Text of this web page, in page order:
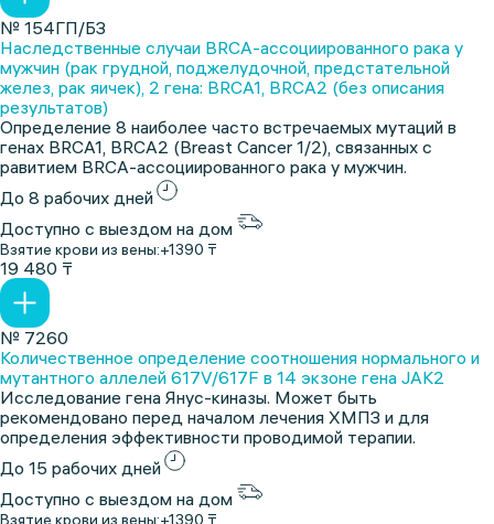
№ 154ГП/БЗ
Наследственные случаи BRCA-ассоциированного рака у
мужчин (рак грудной, поджелудочной, предстательной
желез, рак яичек), 2 гена: BRCA1, BRCA2 (без описания
результатов)
Определение 8 наиболее часто встречаемых мутаций в
генах BRCA1, BRCA2 (Breast Cancer 1/2), связанных с
равитием BRCA-ассоциированного рака у мужчин.
До 8 рабочих дней
Доступно с выездом на дом
Взятие крови из вены:+1390 ₸
19 480 ₸
№ 7260
Количественное определение соотношения нормального и
мутантного аллелей 617V/617F в 14 экзоне гена JAK2
Исследование гена Янус-киназы. Может быть
рекомендовано перед началом лечения ХМПЗ и для
определения эффективности проводимой терапии.
До 15 рабочих дней
Доступно с выездом на дом
Взятие крови из вены:+1390 ₸